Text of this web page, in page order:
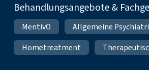
Behandlungsangebote &
MentivO Allgemeine
Hometreatment